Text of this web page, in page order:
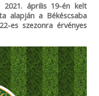
2021. április 19-én kelt
alapján a Békéscsaba
es szezonra érvényes